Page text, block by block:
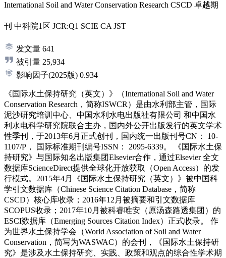
International Soil and Water Conservation Research CSCD 卓越期
刊 中科院1区 JCR:Q1 SCIE CA JST
发文量 641
被引量 25,934
影响因子(2025版) 0.934
《国际水土保持研究（英文）》（International Soil and Water
Conservation Research，简称ISWCR）是由水利部主管，国际
泥沙研究培训中心、中国水利水电出版社有限公司 和中国水
利水电科学研究院联合主办，国内外公开出版发行的英文学术
性季刊，于2013年6月正式创刊，国内统一出版刊号CN： 10-
1107/P， 国际标准期刊编号ISSN： 2095-6339。 《国际水土保
持研究》与国际知名出版集团Elsevier合作，通过Elsevier 全文
数据库ScienceDirect提供全球化开放获取（Open Access）的发
行模式。2015年4月《国际水土保持研究（英文）》被中国科
学引文数据库（Chinese Science Citation Database，简称
CSCD）核心库收录；2016年12月被摘要和引文数据库
SCOPUS收录；2017年10月被科睿唯安（原汤森路透集团）的
ESCI数据库（Emerging Sources Citation Index）正式收录。 作
为世界水土保持学会（World Association of Soil and Water
Conservation，简写为WASWAC）的会刊，《国际水土保持研
究》是涉及水土保持研究、实践、政策和观点的综合性学术期